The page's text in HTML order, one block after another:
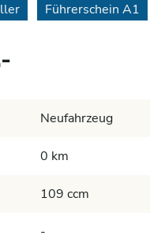
Führerschein A1
Neufahrzeug
0 km
109 ccm